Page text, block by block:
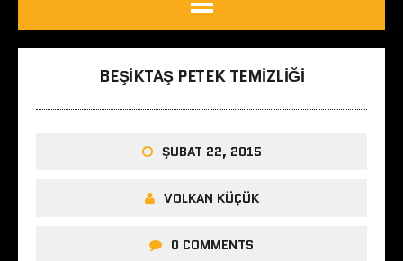
BEŞIKTAŞ PETEK TEMIZLIĞI
ŞUBAT 22, 2015
VOLKAN KÜÇÜK
0 COMMENTS